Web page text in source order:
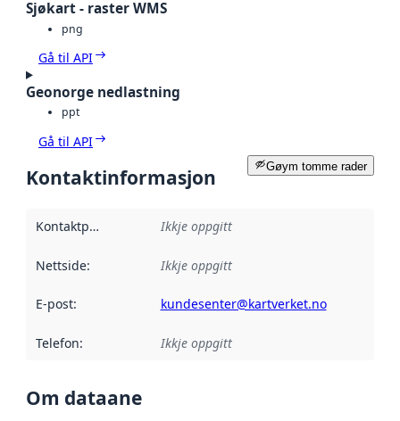
Sjøkart - raster WMS
png
Gå til API
Geonorge nedlastning
ppt
Gå til API
Gøym tomme rader
Kontaktinformasjon
Kontaktpunkt Ikkje oppgitt
Nettside: Ikkje oppgitt
E-post: kundesenter@kartverket.no
Telefon: Ikkje oppgitt
Om dataane